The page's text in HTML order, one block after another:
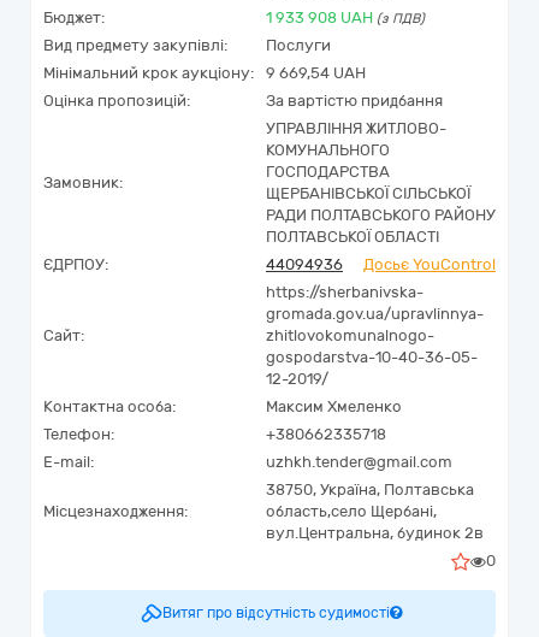
Бюджет: 1 933 908 UAH (з ПДВ)
Вид предмету закупівлі:
Послуги
Мінімальний крок аукціону:
9 669,54 UAH
Оцінка пропозицій:
За вартістю придбання
Замовник:
УПРАВЛІННЯ ЖИТЛОВО-
КОМУНАЛЬНОГО
ГОСПОДАРСТВА
ЩЕРБАНІВСЬКОЇ СІЛЬСЬКОЇ
РАДИ ПОЛТАВСЬКОГО РАЙОНУ
ПОЛТАВСЬКОЇ ОБЛАСТІ
ЄДРПОУ:
44094936 Досьє YouControl
Сайт:
https://sherbanivska-
gromada.gov.ua/upravlinnya-
zhitlovokomunalnogo-
gospodarstva-10-40-36-05-
12-2019/
Контактна особа:
Максим Хмеленко
Телефон:
+380662335718
E-mail:
uzhkh.tender@gmail.com
Місцезнаходження:
38750, Україна, Полтавська
область,село Щербані,
вул.Центральна, будинок 2в
0
Витяг про відсутність судимості